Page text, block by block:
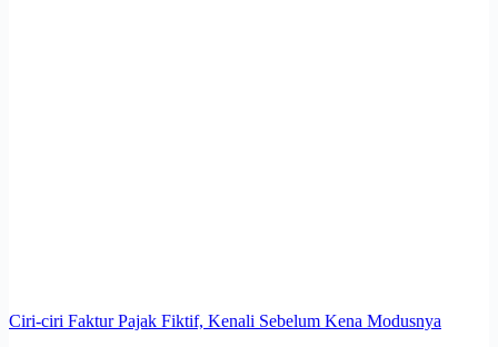
Ciri-ciri Faktur Pajak Fiktif, Kenali Sebelum Kena Modusnya